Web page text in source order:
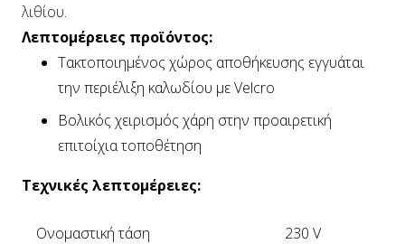
λιθίου.
Λεπτομέρειες προϊόντος:
Τακτοποιημένος χώρος αποθήκευσης εγγυάται
την περιέλιξη καλωδίου με Velcro
Βολικός χειρισμός χάρη στην προαιρετική
επιτοίχια τοποθέτηση
Τεχνικές λεπτομέρειες:
Ονομαστική τάση 230 V